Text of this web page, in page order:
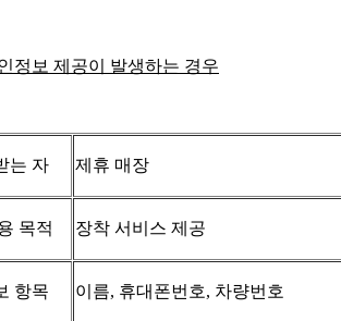
정보 제공이 발생하는 경우
는 자 제휴 매장
목적 장착 서비스 제공
항목 이름, 휴대폰번호, 차량번호